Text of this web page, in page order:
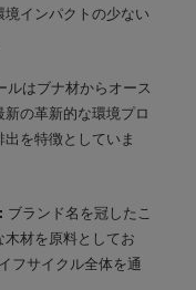
インパクトの少ない
はブナ材からオース
新の革新的な環境プロ
を特徴としていま
ブランド名を冠したこ
材を原料としてお
フサイクル全体を通